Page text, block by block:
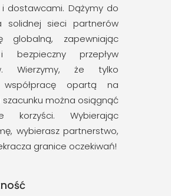
dostawcami. Dążymy do
solidnej sieci partnerów
globalną, zapewniając
bezpieczny przepływ
Wierzymy, że tylko
współpracę opartą na
szacunku można osiągnąć
korzyści. Wybierając
wybierasz partnerstwo,
granice oczekiwań!